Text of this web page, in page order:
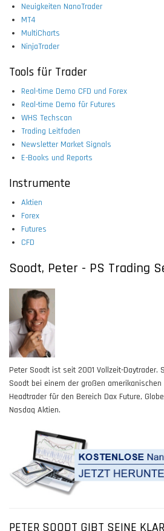
Neuigkeiten NanoTrader
MT4
MultiCharts
NinjaTrader
Tools für Trader
Real-time Demo CFD und Forex
Real-time Demo für Futures
WHS Techscan
Trading Leitfaden
Newsletter Market Signals
E-Books und Reports
Instrumente
Aktien
Forex
Futures
CFD
Soodt, Peter - PS Trading
Peter Soodt ist seit 2001 Vollzeit-Daytrader.
Soodt bei einem der großen
Headtrader für den Bereich Dax Future,
Nasdaq Aktien.
PETER SOODT GIBT SEINE